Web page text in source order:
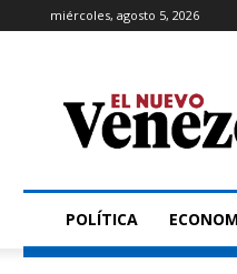
miércoles, agosto 5, 2026
POLÍTICA